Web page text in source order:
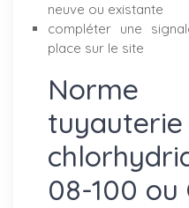
neuve ou existante
compléter une
place sur le site
Norme
08-100 ou